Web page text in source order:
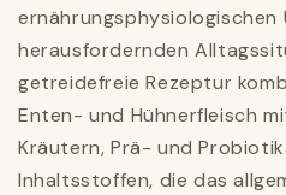
herausfordernden
getreidefreie Rezeptur
Enten- und Hühnerfleisch
Kräutern, Prä- und
Inhaltsstoffen, die das